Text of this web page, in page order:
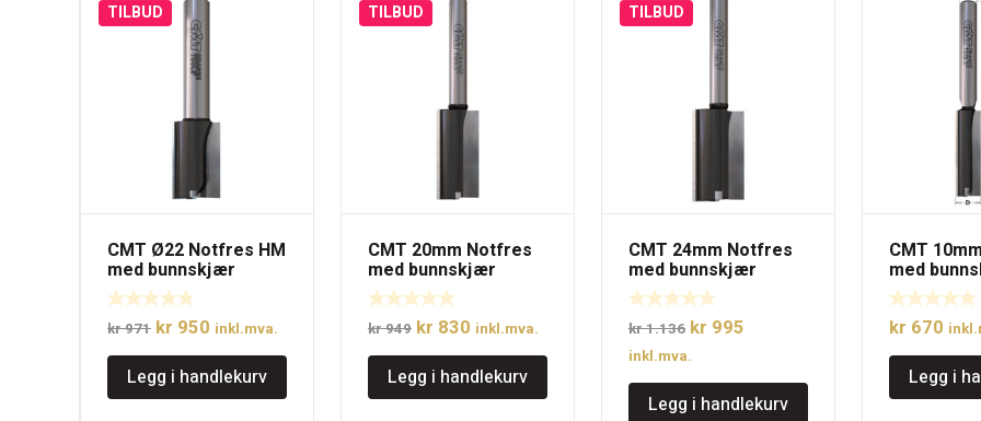
TILBUD
CMT Ø22 Notfres HM
med bunnskjær
tange 12
kr971 Opprinnelig
pris
var:
kr 971.
kr 950 Nåværende
pris
er:
kr 950.
inkl.mva.
Legg i handlekurv
TILBUD
CMT 20mm Notfres
med bunnskjær
kr949 Opprinnelig
pris
var:
kr 949.
kr 830Nåværende
pris
er:
kr 830.
inkl.mva.
Legg i handlekurv
TILBUD
CMT 24mm Notfres
med bunnskjær
kr1.136 Opprinnelig
pris
var:
kr 1.136.
kr 995Nåværende
er:
kr 995.
inkl.mva.
Legg i handlekurv
CMT
med
kr 670
Legg i